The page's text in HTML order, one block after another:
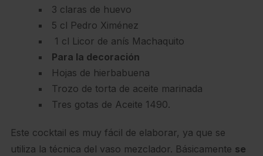
3 claras de huevo
5 cl Pedro Ximénez
1 cl Licor de anís Machaquito
Para la decoración
Hojas de hierbabuena
Trozo de torta de aceite marinada
Tres gotas de Aceite 1490.
Este cocktail es muy fácil de elaborar, ya que se
utiliza la técnica del vaso mezclador. Básicamente se